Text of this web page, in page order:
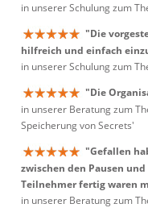
in unserer Schulung zum
"Die
hilfreich und einfach
in unserer Schulung zum
"Die
in unserer Beratung zum
Speicherung von Secrets'
"Gefallen
zwischen den Pausen
Teilnehmer fertig waren
in unserer Beratung zum